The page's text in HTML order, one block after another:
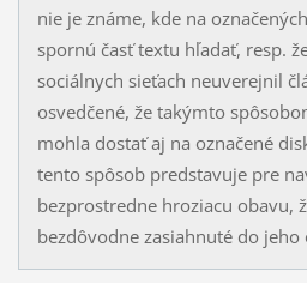
nie je známe, kde na
spornú časť tex­tu hľa­dať, resp.
sociálnych sieťach neuverejnil
osvedčené, že takýmto
mohla dostať aj na označené
tento spôsob predstavuje pre
bezprostredne hro­ziacu obavu,
bezdôvodne zasiahnuté do jeho